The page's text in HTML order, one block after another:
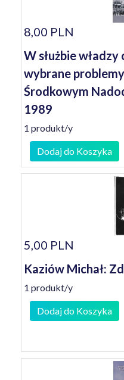
8,00 PLN
W służbie władzy
wybrane
Środkowym
1989
1 produkt/y
Dodaj do Koszyka
5,00 PLN
Kaziów Michał:
1 produkt/y
Dodaj do Koszyka